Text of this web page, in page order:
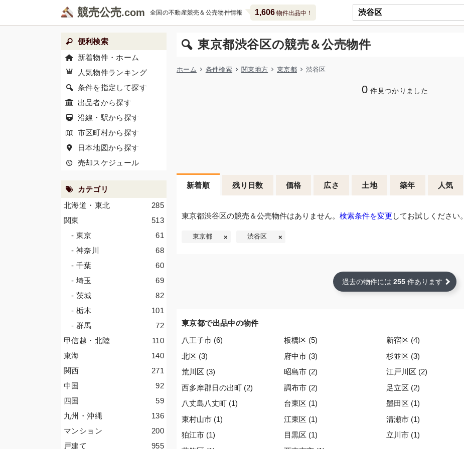
競売公売 全国の不動産競売＆公売物件情報 1,606物件出品中！
東京都渋谷区の競売＆公売物件
ホーム 条件検索 関東地方 東京都 渋谷区
0 件見つかりました
新着順 残り日数 価格 広さ 土地 築年 人気
東京都渋谷区の競売＆公売物件はありません。 検索条件を変更 してお試しください。
東京都 渋谷区
過去の物件には 255 件あります
東京都で出品中の物件
八王子市 (6) 板橋区 (5) 新宿区 (4)
北区 (3)
府中市 (3) 杉並区 (3)
荒川区 (3)
昭島市 (2) 江戸川区 (2)
西多摩郡日の出町 (2)
調布市 (2) 足立区 (2)
八丈島八丈町 (1)
台東区 (1) 墨田区 (1)
東村山市 (1)
江東区 (1) 清瀬市 (1)
狛江市 (1)
目黒区 (1) 立川市 (1)
便利検索
新着物件・ホーム
人気物件ランキング
条件を指定して探す
出品者から探す
沿線・駅から探す
市区町村から探す
日本地図から探す
売却スケジュール
カテゴリ
285
北海道・東北
513
関東
61
- 東京
68
- 神奈川
60
- 千葉
69
- 埼玉
82
- 茨城
101
- 栃木
72
- 群馬
110
甲信越・北陸
140
東海
271
関西
92
中国
59
四国
136
九州・沖縄
200
マンション
955
戸建て